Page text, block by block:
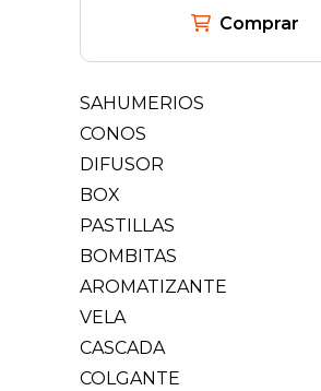
Comprar
SAHUMERIOS
CONOS
DIFUSOR
BOX
PASTILLAS
BOMBITAS
AROMATIZANTE
VELA
CASCADA
COLGANTE